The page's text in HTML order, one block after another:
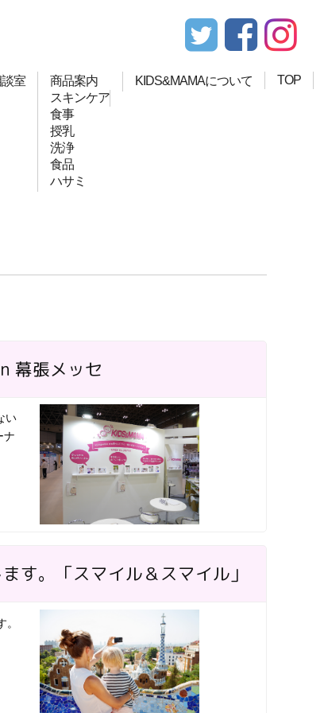
TOP
KIDS&MAMAについて
商品案内
スキンケア
食事
授乳
洗浄
食品
ハサミ
室
幕張メッセ
い
ナ
。「スマイル＆スマイル」